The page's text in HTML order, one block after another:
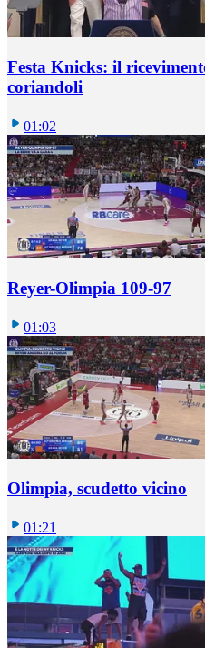
Festa Knicks: il
coriandoli
01:02
Reyer-Olimpia 109-97
01:03
Olimpia, scudetto vicino
01:21